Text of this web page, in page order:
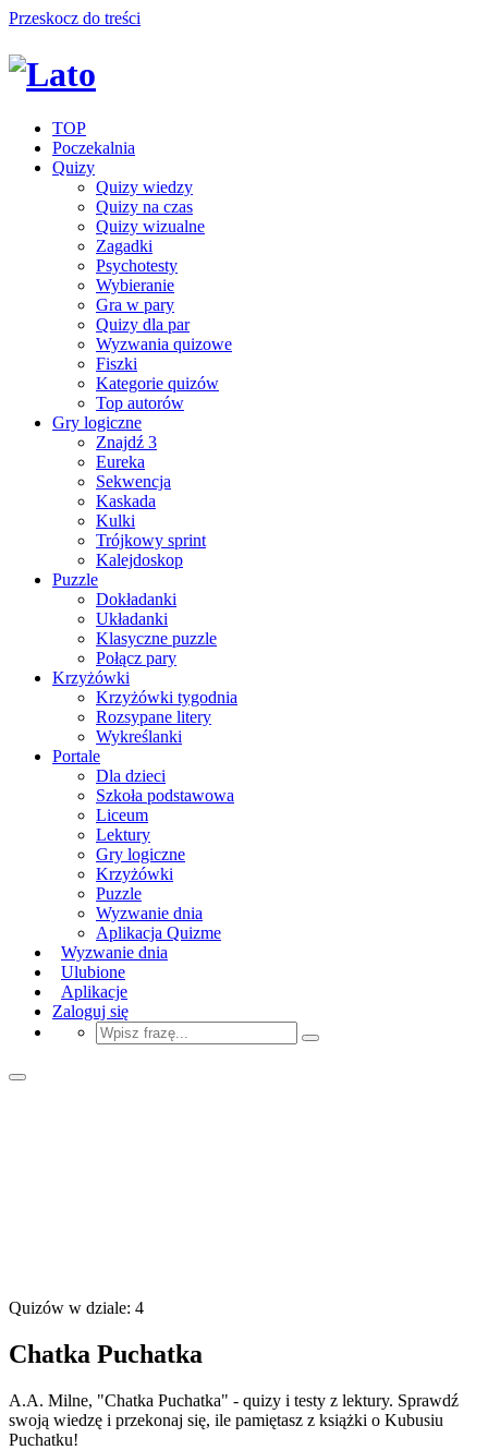
Przeskocz do treści
TOP
Poczekalnia
Quizy
Quizy wiedzy
Quizy na czas
Quizy wizualne
Zagadki
Psychotesty
Wybieranie
Gra w pary
Quizy dla par
Wyzwania quizowe
Fiszki
Kategorie quizów
Top autorów
Gry logiczne
Znajdź 3
Eureka
Sekwencja
Kaskada
Kulki
Trójkowy sprint
Kalejdoskop
Puzzle
Dokładanki
Układanki
Klasyczne puzzle
Połącz pary
Krzyżówki
Krzyżówki tygodnia
Rozsypane litery
Wykreślanki
Portale
Dla dzieci
Szkoła podstawowa
Liceum
Lektury
Gry logiczne
Krzyżówki
Puzzle
Wyzwanie dnia
Aplikacja Quizme
Wyzwanie dnia
Ulubione
Aplikacje
Zaloguj się
Quizów w dziale: 4
Chatka Puchatka
A.A. Milne, "Chatka Puchatka" - quizy i testy z lektury. Sprawdź
swoją wiedzę i przekonaj się, ile pamiętasz z książki o Kubusiu
Puchatku!